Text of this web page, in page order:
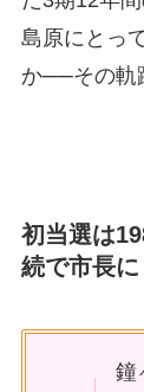
島原にとっ
か──その軌
初当選は
続で市長に
鐘